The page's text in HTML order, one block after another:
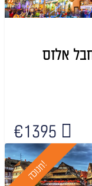
אלזס
€1395
ח
נ
ו
כ
ה
!